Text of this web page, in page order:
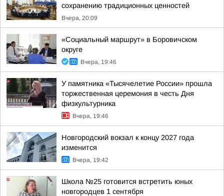
сохранению традиционных ценностей
Вчера, 20:09
«Социальный маршрут» в Боровичском
округе
Вчера, 19:46
У памятника «Тысячелетие России» прошла
торжественная церемония в честь Дня
физкультурника
Вчера, 19:46
Новгородский вокзал к концу 2027 года
изменится
Вчера, 19:42
Школа №25 готовится встретить юных
новгородцев 1 сентября